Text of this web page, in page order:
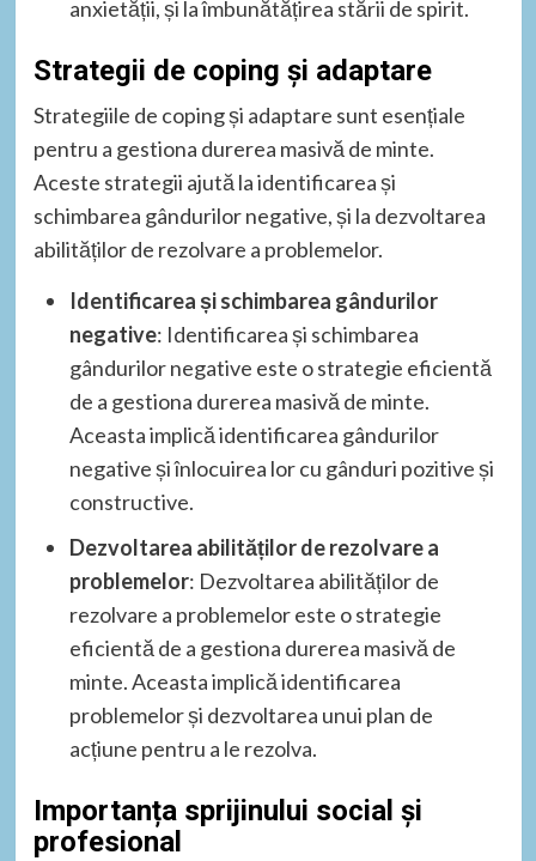
anxietății, și la îmbunătățirea stării de spirit.
Strategii de coping și adaptare
Strategiile de coping și adaptare sunt esențiale
pentru a gestiona durerea masivă de minte.
Aceste strategii ajută la identificarea și
schimbarea gândurilor negative, și la dezvoltarea
abilităților de rezolvare a problemelor.
Identificarea și schimbarea gândurilor
negative: Identificarea și schimbarea
gândurilor negative este o strategie eficientă
de a gestiona durerea masivă de minte.
Aceasta implică identificarea gândurilor
negative și înlocuirea lor cu gânduri pozitive și
constructive.
Dezvoltarea abilităților de rezolvare a
problemelor: Dezvoltarea abilităților de
rezolvare a problemelor este o strategie
eficientă de a gestiona durerea masivă de
minte. Aceasta implică identificarea
problemelor și dezvoltarea unui plan de
acțiune pentru a le rezolva.
Importanța sprijinului social și
profesional